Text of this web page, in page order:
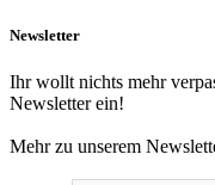
Newsletter
Ihr wollt nichts mehr
Newsletter ein!
Mehr zu unserem